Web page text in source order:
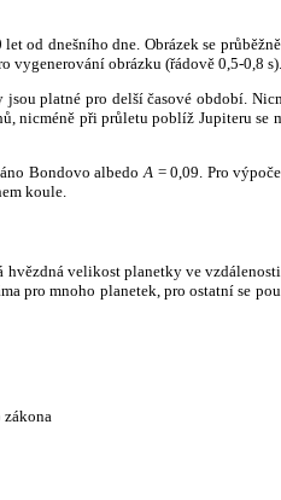
od dnešního dne. Obrázek se
vygenerování obrázku (řádově 0,5-0,8 s).
jsou platné pro delší časové období.
nicméně při průletu poblíž Jupiteru
Bondovo albedo A = 0,09. Pro
koule.
velikost planetky ve
pro mnoho planetek, pro ostatní se
zákona